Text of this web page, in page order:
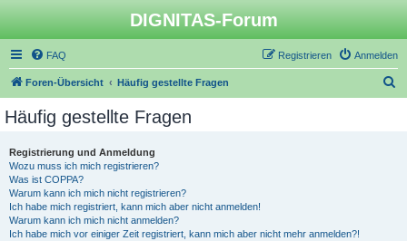
DIGNITAS-Forum
FAQ Anmelden
Registrieren
Foren-Übersicht Häufig gestellte Fragen
Häufig gestellte Fragen
Registrierung und Anmeldung
Wozu muss ich mich registrieren?
Was ist COPPA?
Warum kann ich mich nicht registrieren?
Ich habe mich registriert, kann mich aber nicht anmelden!
Warum kann ich mich nicht anmelden?
Ich habe mich vor einiger Zeit registriert, kann mich aber nicht mehr anmelden?!